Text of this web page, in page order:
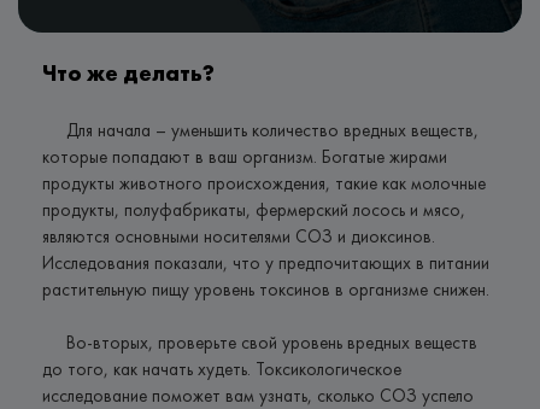
Что же делать?
Для начала – уменьшить количество вредных веществ,
которые попадают в ваш организм. Богатые жирами
продукты животного происхождения, такие как молочные
продукты, полуфабрикаты, фермерский лосось и мясо,
являются основными носителями СОЗ и диоксинов.
Исследования показали, что у предпочитающих в питании
растительную пищу уровень токсинов в организме снижен.
Во-вторых, проверьте свой уровень вредных веществ
до того, как начать худеть. Токсикологическое
исследование поможет вам узнать, сколько СОЗ успело